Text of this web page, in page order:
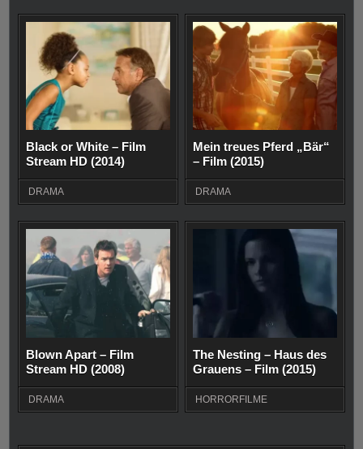
Black or White – Film
Stream HD (2014)
DRAMA
Mein treues Pferd „Bär“
– Film (2015)
DRAMA
Blown Apart – Film
Stream HD (2008)
DRAMA
The Nesting – Haus des
Grauens – Film (2015)
HORRORFILME